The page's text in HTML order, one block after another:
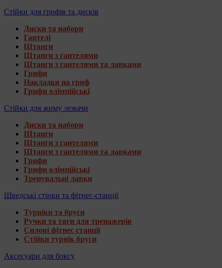
Стійки для грифів та дисків
Диски та набори
Гантелі
Штанги
Штанги з гантелями
Штанги з гантелями та лавками
Грифи
Накладки на гриф
Грифи олімпійські
Стійки для жиму лежачи
Диски та набори
Штанги
Штанги з гантелями
Штанги з гантелями та лавками
Грифи
Грифи олімпійські
Тренувальні лавки
Шведські стінки та фітнес-станції
Турніки та бруси
Ручки та тяги для тренажерів
Силові фітнес станції
Стійки турнік бруси
Аксесуари для боксу